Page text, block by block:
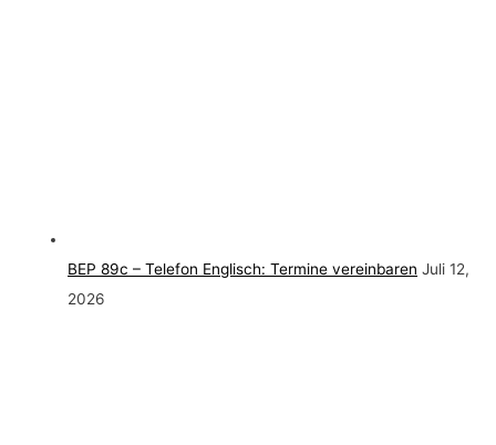
BEP 89c – Telefon Englisch: Termine vereinbaren Juli 12,
2026